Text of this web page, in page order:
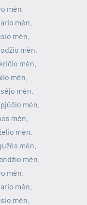
mėn.
mėn.
mėn.
mėn.
mėn.
mėn.
mėn.
mėn.
mėn.
mėn.
mėn.
mėn.
mėn.
mėn.
mėn.